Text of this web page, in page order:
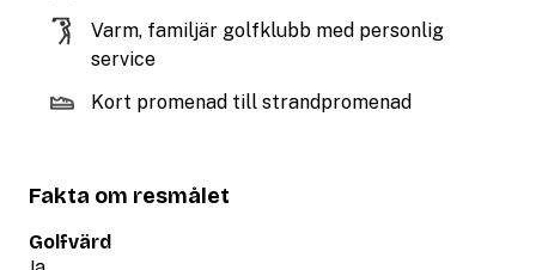
Varm, familjär golfklubb med personlig
service
Kort promenad till strandpromenad
Fakta om resmålet
Golfvärd